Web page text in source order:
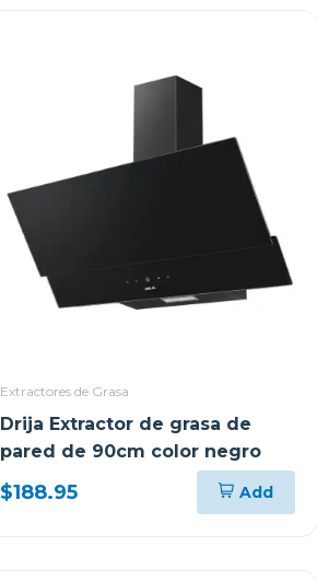
Extractores de Grasa
Drija Extractor de grasa de
pared de 90cm color negro
$188.95 Add